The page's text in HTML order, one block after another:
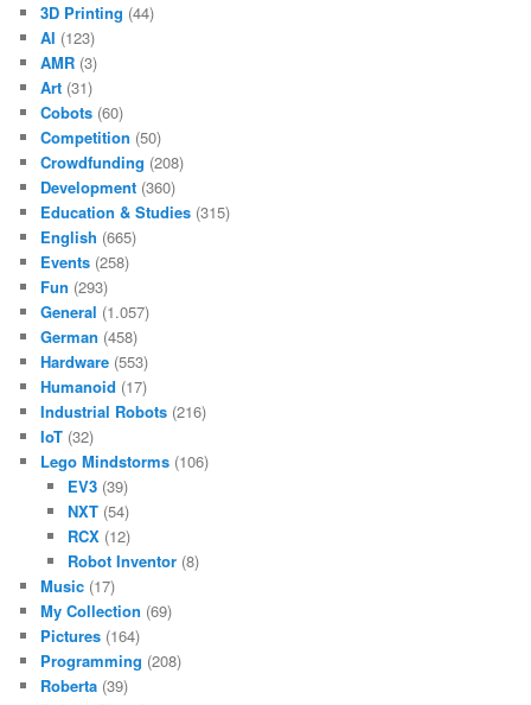
3D Printing (44)
AI (123)
AMR (3)
Art (31)
Cobots (60)
Competition (50)
Crowdfunding (208)
Development (360)
Education & Studies (315)
English (665)
Events (258)
Fun (293)
General (1.057)
German (458)
Hardware (553)
Humanoid (17)
Industrial Robots (216)
IoT (32)
Lego Mindstorms (106)
EV3(39)
NXT(54)
RCX(12)
Robot Inventor(8)
Music (17)
My Collection (69)
Pictures (164)
Programming (208)
Roberta (39)